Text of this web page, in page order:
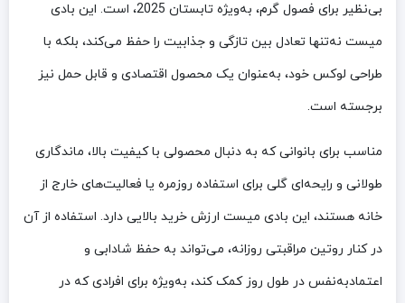
بی‌نظیر برای فصول گرم، به‌ویژه تابستان 2025، است. این بادی
میست نه‌تنها تعادل بین تازگی و جذابیت را حفظ می‌کند، بلکه با
طراحی لوکس خود، به‌عنوان یک محصول اقتصادی و قابل حمل نیز
برجسته است.
مناسب برای بانوانی که به دنبال محصولی با کیفیت بالا، ماندگاری
طولانی و رایحه‌ای گلی برای استفاده روزمره یا فعالیت‌های خارج از
خانه هستند، این بادی میست ارزش خرید بالایی دارد. استفاده از آن
در کنار روتین مراقبتی روزانه، می‌تواند به حفظ شادابی و
اعتمادبه‌نفس در طول روز کمک کند، به‌ویژه برای افرادی که در